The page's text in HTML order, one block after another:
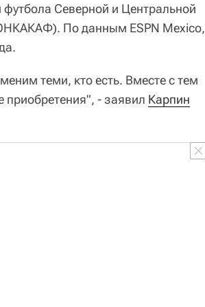
Северной и Центральной
По данным ESPN Mexico,
теми, кто есть. Вместе с тем
- заявил Карпин